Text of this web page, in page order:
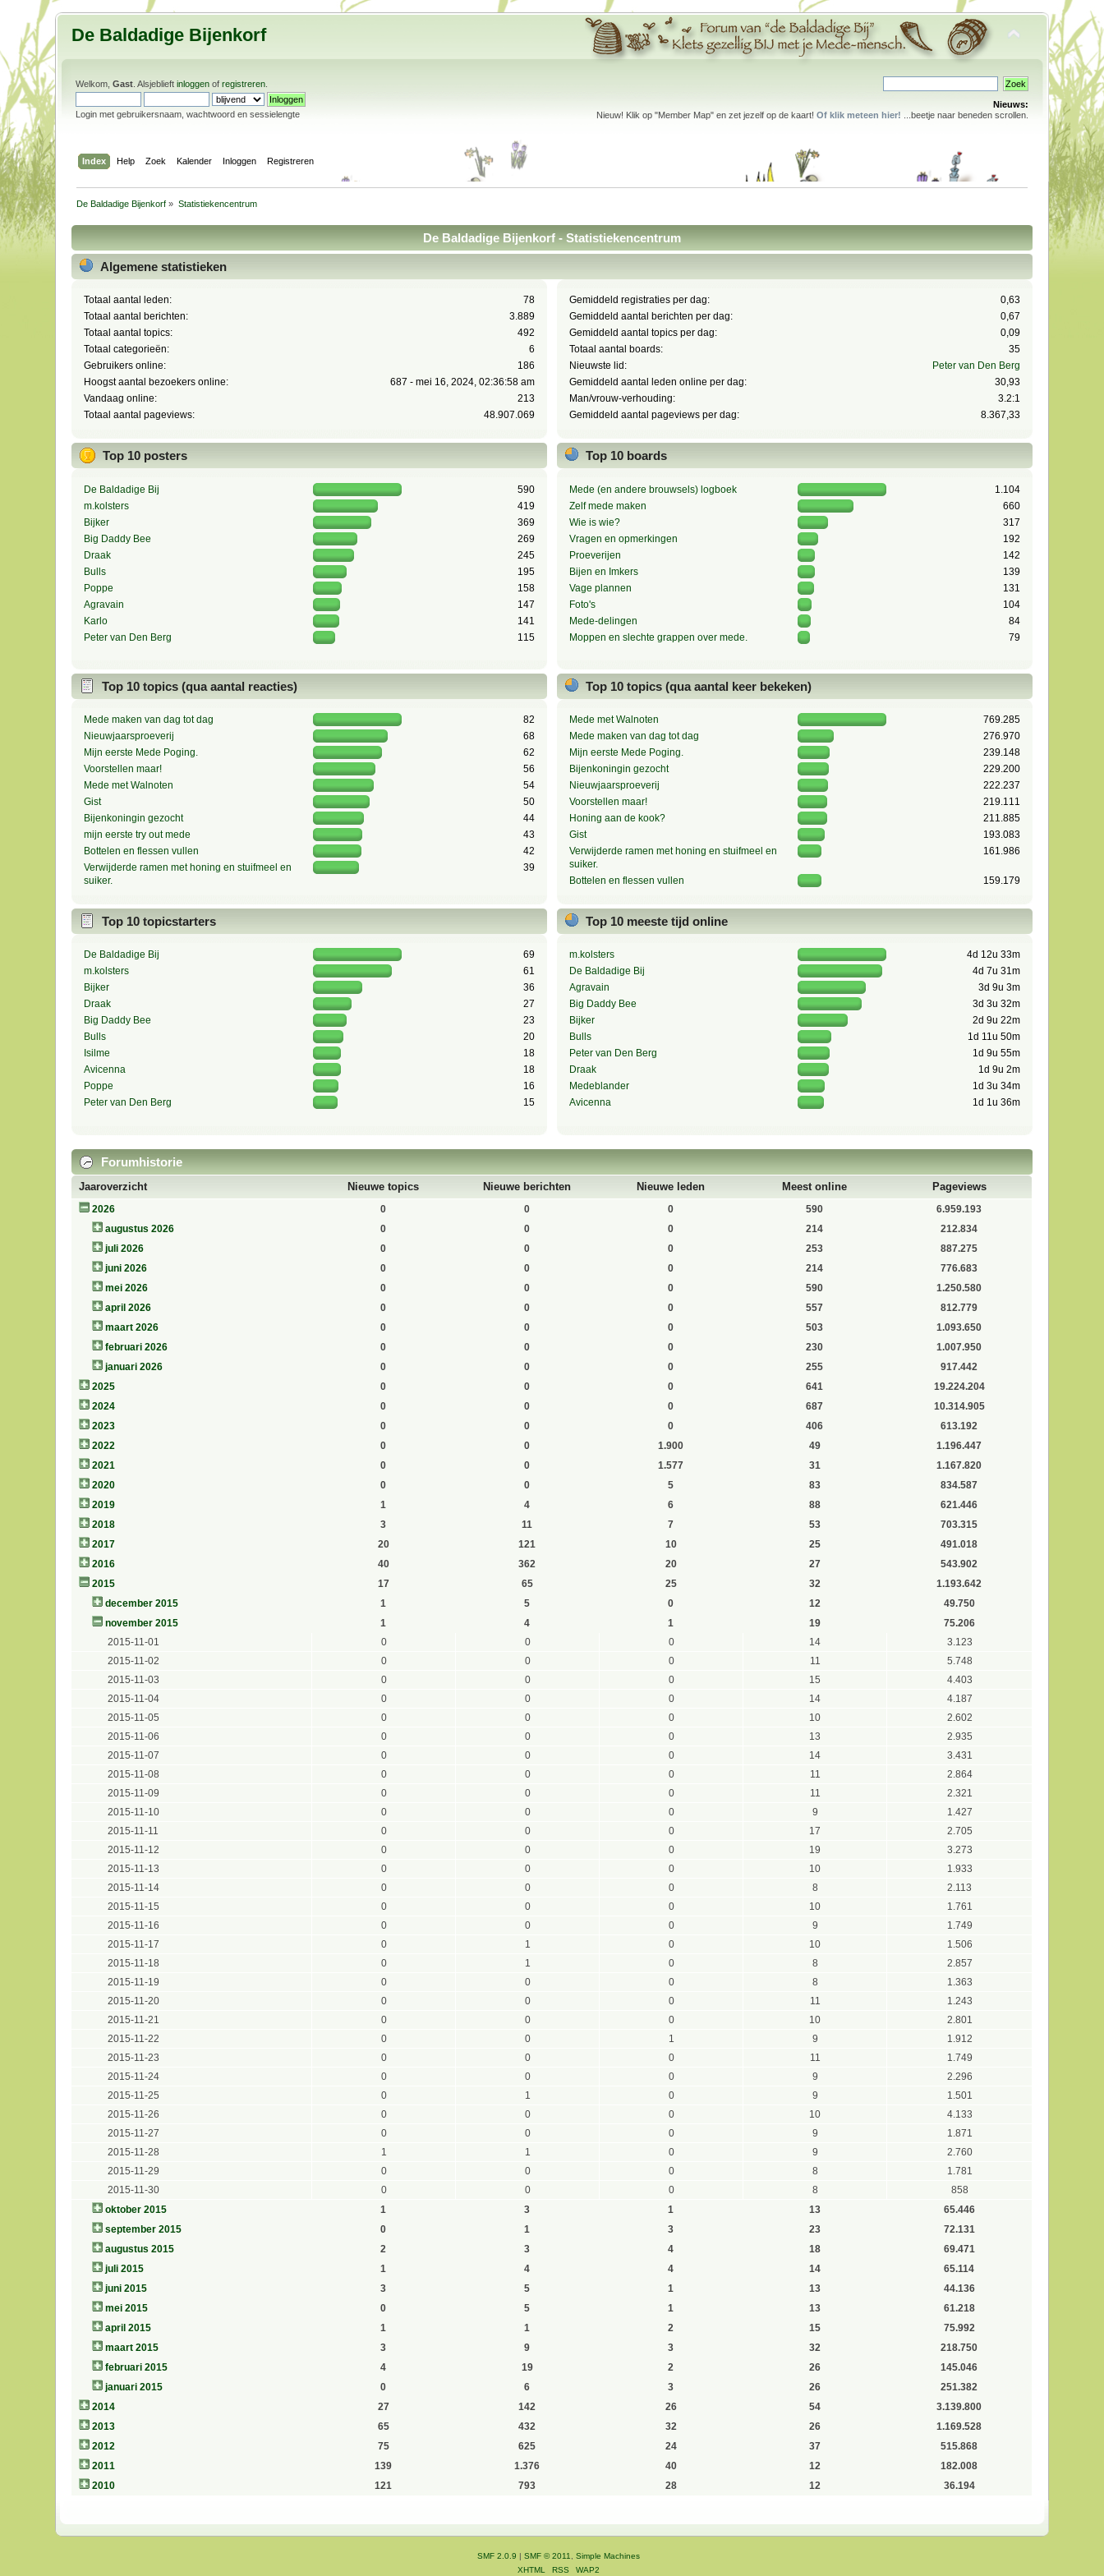
De Baldadige Bijenkorf
Welkom,Gast . Alsjeblieftinloggen ofregistreren
Login met gebruikersnaam, wachtwoord en sessielengte
Nieuws:
Nieuw! Klik op "Member Map" en zet jezelf op de kaart! Of klik meteen hier! ...beetje naar beneden scrollen.
Index Help Zoek Kalender Inloggen Registreren
De Baldadige Bijenkorf » Statistiekencentrum
De Baldadige Bijenkorf - Statistiekencentrum
Algemene statistieken
Totaal aantal leden:
78
Totaal aantal berichten:
3.889
Totaal aantal topics:
492
Totaal categorieën:
6
Gebruikers online:
186
Hoogst aantal bezoekers online:
687 - mei 16, 2024, 02:36:58 am
Vandaag online:
213
Totaal aantal pageviews:
48.907.069
Gemiddeld registraties per dag:
0,63
Gemiddeld aantal berichten per dag:
0,67
Gemiddeld aantal topics per dag:
0,09
Totaal aantal boards:
35
Nieuwste lid:
Peter van Den Berg
Gemiddeld aantal leden online per dag:
30,93
Man/vrouw-verhouding:
3.2:1
Gemiddeld aantal pageviews per dag:
8.367,33
Top 10 posters
De Baldadige Bij
590
m.kolsters
419
Bijker
369
Big Daddy Bee
269
Draak
245
Bulls
195
Poppe
158
Agravain
147
Karlo
141
Peter van Den Berg
115
Top 10 boards
Mede (en andere brouwsels) logboek
1.104
Zelf mede maken
660
Wie is wie?
317
Vragen en opmerkingen
192
Proeverijen
142
Bijen en Imkers
139
Vage plannen
131
Foto's
104
Mede-delingen
84
Moppen en slechte grappen over mede.
79
Top 10 topics (qua aantal reacties)
Mede maken van dag tot dag
82
Nieuwjaarsproeverij
68
Mijn eerste Mede Poging.
62
Voorstellen maar!
56
Mede met Walnoten
54
Gist
50
Bijenkoningin gezocht
44
mijn eerste try out mede
43
Bottelen en flessen vullen
42
Verwijderde ramen met honing en stuifmeel en
suiker.
39
Top 10 topics (qua aantal keer bekeken)
Mede met Walnoten
769.285
Mede maken van dag tot dag
276.970
Mijn eerste Mede Poging.
239.148
Bijenkoningin gezocht
229.200
Nieuwjaarsproeverij
222.237
Voorstellen maar!
219.111
Honing aan de kook?
211.885
Gist
193.083
Verwijderde ramen met honing en stuifmeel en
suiker.
161.986
Bottelen en flessen vullen 159.179
Top 10 topicstarters
De Baldadige Bij
69
m.kolsters
61
Bijker
36
Draak
27
Big Daddy Bee
23
Bulls
20
Isilme
18
Avicenna
18
Poppe
16
Peter van Den Berg
15
Top 10 meeste tijd online
m.kolsters
4d 12u 33m
De Baldadige Bij
4d 7u 31m
Agravain
3d 9u 3m
Big Daddy Bee
3d 3u 32m
Bijker
2d 9u 22m
Bulls
1d 11u 50m
Peter van Den Berg
1d 9u 55m
Draak
1d 9u 2m
Medeblander
1d 3u 34m
Avicenna
1d 1u 36m
Forumhistorie
Jaaroverzicht Nieuwe topics Nieuwe berichten Nieuwe leden Meest online Pageviews
2026 0 0 0 590
6.959.193
augustus 2026
0 0 0 214
212.834
juli 2026
0 0 0 253
887.275
juni 2026
0 0 0 214
776.683
mei 2026
0 0 0 590
1.250.580
april 2026
0 0 0 557
812.779
maart 2026
0 0 0 503
1.093.650
februari 2026
0 0 0 230
1.007.950
januari 2026
0 0 0 255
917.442
2025
0 0 0 641
19.224.204
2024
0 0 0 687
10.314.905
2023
0 0 0 406
613.192
2022
0 0 1.900 49
1.196.447
2021
0 0 1.577 31
1.167.820
2020
0 0 5 83
834.587
2019
1 4 6 88
621.446
2018
3 11 7 53
703.315
2017
20 121 10 25
491.018
2016
40 362 20 27
543.902
2015
17 65 25 32
1.193.642
december 2015
1 5 0 12
49.750
november 2015
1 4 1 19
75.206
2015-11-01
0 0 0 14
3.123
2015-11-02
0 0 0 11
5.748
2015-11-03
0 0 0 15
4.403
2015-11-04
0 0 0 14
4.187
2015-11-05
0 0 0 10
2.602
2015-11-06
0 0 0 13
2.935
2015-11-07
0 0 0 14
3.431
2015-11-08
0 0 0 11
2.864
2015-11-09
0 0 0 11
2.321
2015-11-10
0 0 0 9
1.427
2015-11-11
0 0 0 17
2.705
2015-11-12
0 0 0 19
3.273
2015-11-13
0 0 0 10
1.933
2015-11-14
0 0 0 8
2.113
2015-11-15
0 0 0 10
1.761
2015-11-16
0 0 0 9
1.749
2015-11-17
0 1 0 10
1.506
2015-11-18
0 1 0 8
2.857
2015-11-19
0 0 0 8
1.363
2015-11-20
0 0 0 11
1.243
2015-11-21
0 0 0 10
2.801
2015-11-22
0 0 1 9
1.912
2015-11-23
0 0 0 11
1.749
2015-11-24
0 0 0 9
2.296
2015-11-25
0 1 0 9
1.501
2015-11-26
0 0 0 10
4.133
2015-11-27
0 0 0 9
1.871
2015-11-28
1 1 0 9
2.760
2015-11-29
0 0 0 8
1.781
2015-11-30
0 0 0 8
858
oktober 2015
1 3 1 13
65.446
september 2015
0 1 3 23
72.131
augustus 2015
2 3 4 18
69.471
juli 2015
1 4 4 14
65.114
juni 2015
3 5 1 13
44.136
mei 2015
0 5 1 13
61.218
april 2015
1 1 2 15
75.992
maart 2015
3 9 3 32
218.750
februari 2015
4 19 2 26
145.046
januari 2015
0 6 3 26
251.382
2014
27 142 26 54
3.139.800
2013
65 432 32 26
1.169.528
2012
75 625 24 37
515.868
2011
139 1.376 40 12
182.008
2010
121 793 28 12 36.194
SMF 2.0.9 | SMF © 2011
Simple Machines
XHTML
RSS WAP2